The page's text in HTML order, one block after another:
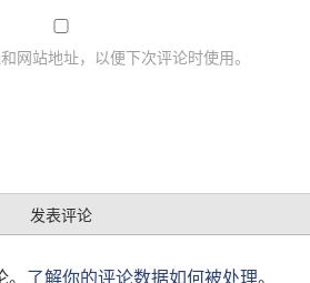
网站地址，以便下次评论时使用。
了解你的评论数据如何被处理。